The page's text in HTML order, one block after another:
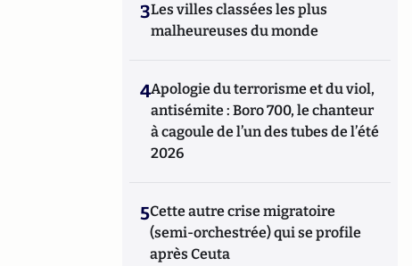
3Les villes classées les plus
malheureuses du monde
4Apologie du terrorisme et du viol,
antisémite : Boro 700, le chanteur
à cagoule de l’un des tubes de l’été
2026
5Cette autre crise migratoire
(semi-orchestrée) qui se profile
après Ceuta